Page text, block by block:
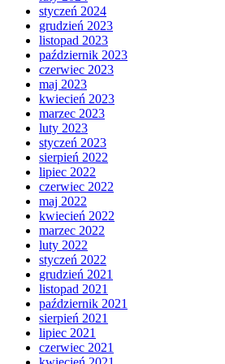
styczeń 2024
grudzień 2023
listopad 2023
październik 2023
czerwiec 2023
maj 2023
kwiecień 2023
marzec 2023
luty 2023
styczeń 2023
sierpień 2022
lipiec 2022
czerwiec 2022
maj 2022
kwiecień 2022
marzec 2022
luty 2022
styczeń 2022
grudzień 2021
listopad 2021
październik 2021
sierpień 2021
lipiec 2021
czerwiec 2021